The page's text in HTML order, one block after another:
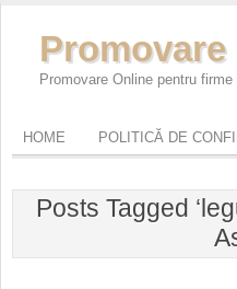
Promovare Online pentru
HOME POLITICĂ DE
Posts Tagged